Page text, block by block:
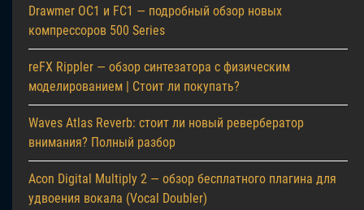
Drawmer OC1 и FC1 — подробный обзор новых
компрессоров 500 Series
reFX Rippler — обзор синтезатора с физическим
моделированием | Стоит ли покупать?
Waves Atlas Reverb: стоит ли новый ревербератор
внимания? Полный разбор
Acon Digital Multiply 2 — обзор бесплатного плагина для
удвоения вокала (Vocal Doubler)